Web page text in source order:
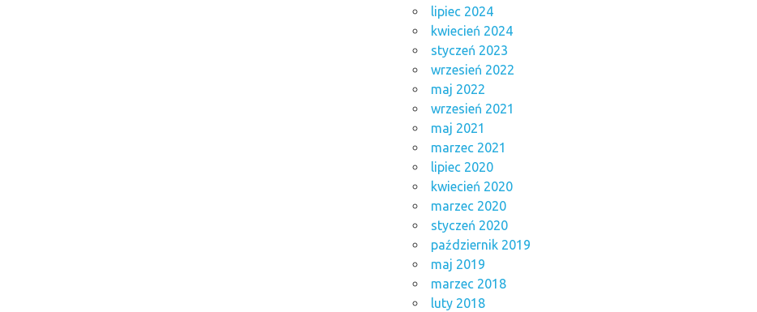
lipiec 2024
kwiecień 2024
styczeń 2023
wrzesień 2022
maj 2022
wrzesień 2021
maj 2021
marzec 2021
lipiec 2020
kwiecień 2020
marzec 2020
styczeń 2020
październik 2019
maj 2019
marzec 2018
luty 2018